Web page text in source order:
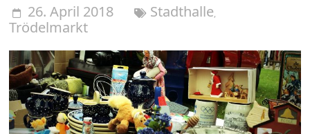
26. April 2018
Stadthalle,
Trödelmarkt